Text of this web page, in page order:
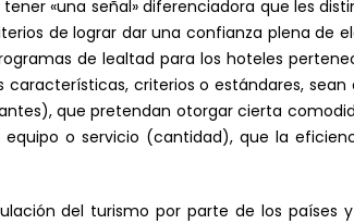
«una señal» diferenciadora que les
de lograr dar una confianza plena de
de lealtad para los hoteles
características, criterios o estándares,
que pretendan otorgar cierta
o servicio (cantidad), que la
del turismo por parte de los